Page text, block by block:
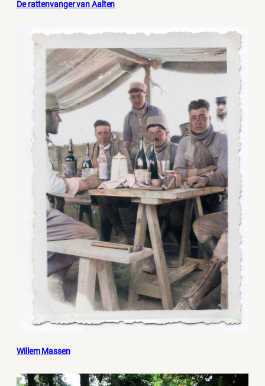
De rattenvanger van Aalten
Willem Massen